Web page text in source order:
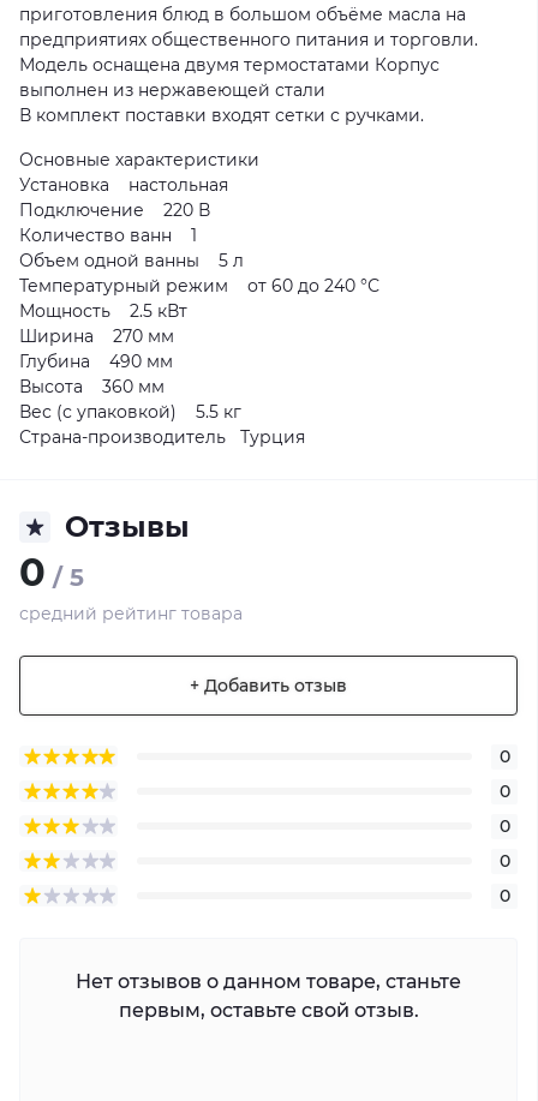
приготовления блюд в большом объёме масла на
предприятиях общественного питания и торговли.
Модель оснащена двумя термостатами Корпус
выполнен из нержавеющей стали
В комплект поставки входят сетки с ручками.
Основные характеристики
Установка настольная
Подключение 220 В
Количество ванн 1
Объем одной ванны 5 л
Температурный режим от 60 до 240 °С
Мощность 2.5 кВт
Ширина 270 мм
Глубина 490 мм
Высота 360 мм
Вес (с упаковкой) 5.5 кг
Страна-производитель Турция
Отзывы
0 / 5
средний рейтинг товара
+ Добавить отзыв
0
0
0
0
0
Нет отзывов о данном товаре, станьте
первым, оставьте свой отзыв.